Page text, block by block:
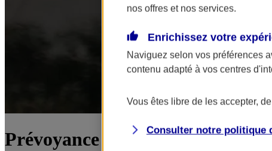
Prévoyance collective
nos offres et nos services.
Enrichissez votre
Naviguez selon vos préférences
contenu adapté à vos centres
Vous êtes libre de les accepter,
Consulter notre politique